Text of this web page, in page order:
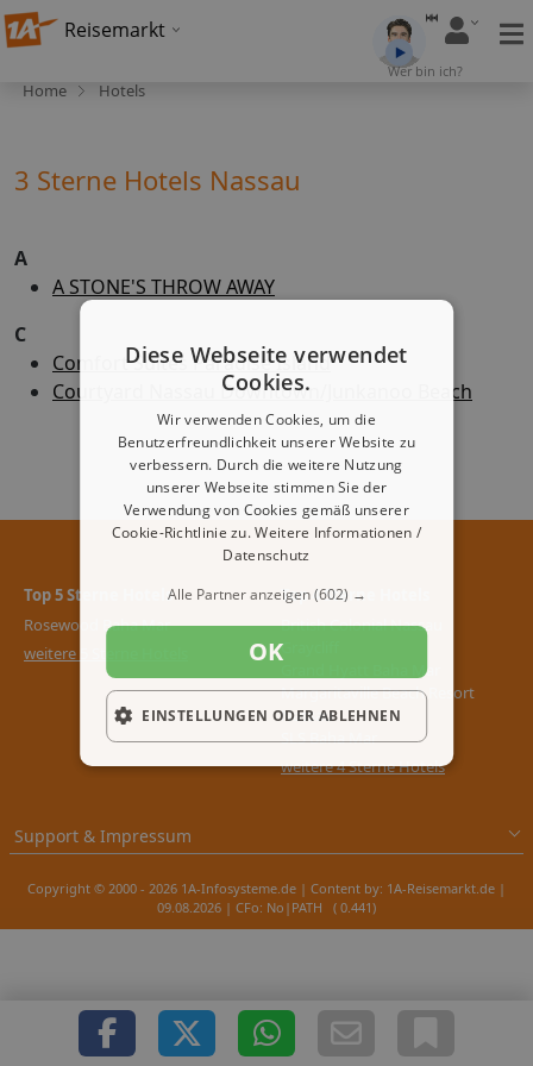
Reisemarkt
Wer bin ich?
Home Hotels
3 Sterne Hotels Nassau
A
A STONE'S THROW AWAY
C
Comfort Suites Paradise Island
Courtyard Nassau Downtown/Junkanoo Beach
Top 5 Sterne Hotels
Rosewood Baha Mar
weitere 5 Sterne Hotels
Top 4 Sterne Hotels
British Colonial Nassau
Graycliff
Grand Hyatt Baha Mar
Margaritaville Beach Resort
Nassau
SLS Baha Mar
weitere 4 Sterne Hotels
Support & Impressum
Copyright © 2000 - 2026 1A-Infosysteme.de | Content by: 1A-Reisemarkt.de |
09.08.2026 | CFo: No|PATH ( 0.441)
Diese Webseite verwendet
Cookies.
Wir verwenden Cookies, um die
Benutzerfreundlichkeit unserer Website zu
verbessern. Durch die weitere Nutzung
unserer Webseite stimmen Sie der
Verwendung von Cookies gemäß unserer
Cookie-Richtlinie zu.Weitere Informationen /
Datenschutz
Alle Partner anzeigen(602) →
OK
EINSTELLUNGEN ODER ABLEHNEN